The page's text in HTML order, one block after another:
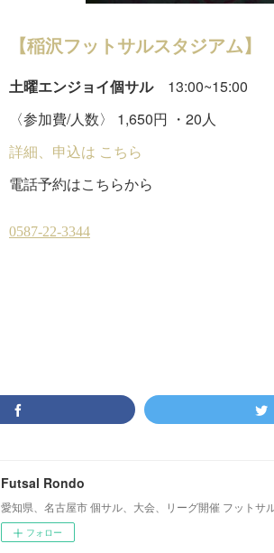
【稲沢フットサルスタジアム】
土曜エンジョイ個サル13:00~15:00
〈参加費/人数〉 1,650円 ・20人
詳細、申込は こちら
電話予約はこちらから
Futsal Rondo
愛知県、名古屋市 個サル、大会、リーグ開催 フットサ
フォロー